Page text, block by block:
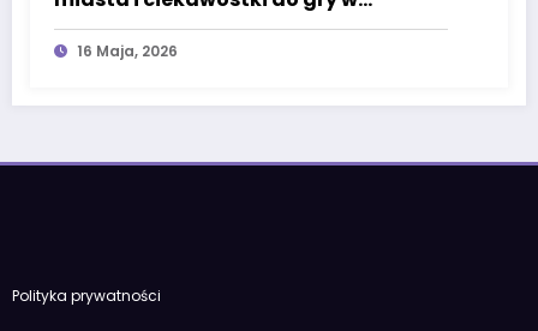
państwa-miasta
16 Maja, 2026
Polityka prywatności